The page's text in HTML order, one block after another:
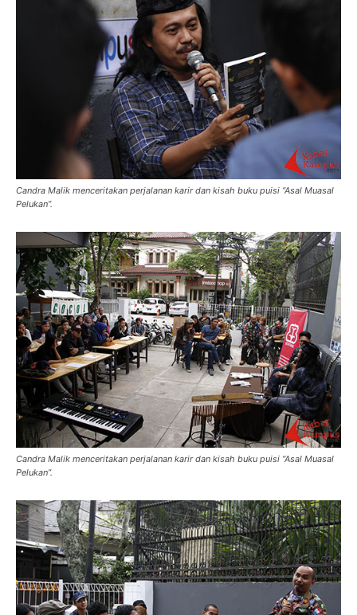
Candra Malik menceritakan perjalanan karir dan kisah buku puisi “Asal Muasal
Pelukan”.
Candra Malik menceritakan perjalanan karir dan kisah buku puisi “Asal Muasal
Pelukan”.